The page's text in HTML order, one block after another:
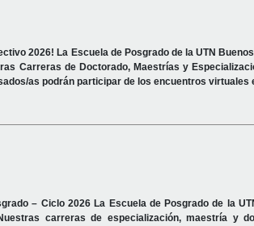
2026! La Escuela de Posgrado de la UTN
Carreras de Doctorado, Maestrías y
as podrán participar de los encuentros
– Ciclo 2026 La Escuela de Posgrado de la
carreras de especialización, maestría y